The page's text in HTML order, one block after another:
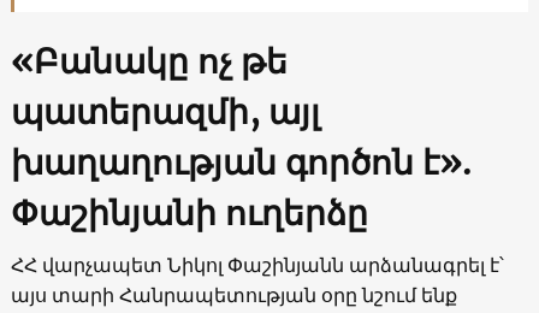
«Բանակը ոչ թե
պատերազմի, այլ
խաղաղության գործոն է».
Փաշինյանի ուղերձը
ՀՀ վարչապետ Նիկոլ Փաշինյանն արձանագրել է՝
այս տարի Հանրապետության օրը նշում ենք